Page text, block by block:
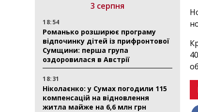
3 серпня
18:54
Романько розширює програму
відпочинку дітей із прифронтової
Сумщини: перша група
оздоровилася в Австрії
18:31
Ніколаєнко: у Сумах погодили 115
компенсацій на відновлення
житла майже на 6,6 млн грн